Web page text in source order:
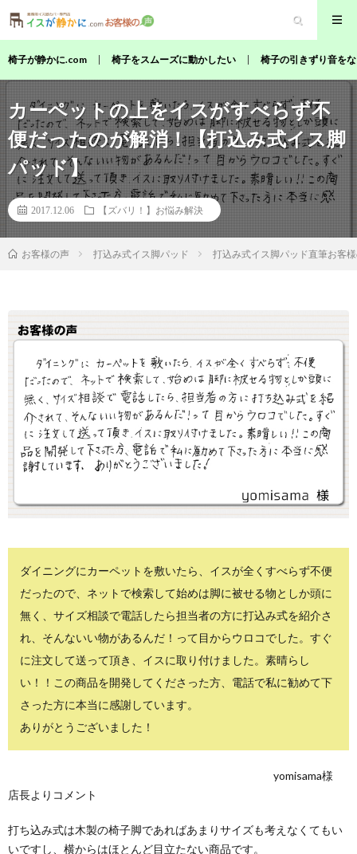
椅子が静かに.com 椅子をスムーズに動かしたい 椅子の引きずり音を
カーペットの上をイスがすべらず不
便だったのが解消！【打込み式イス脚
パッド】
2017.12.06 【ズバリ！】お悩み解決
お客様の声 打込み式イス脚パッド 打込み式イス脚パッド直筆お客
ダイニングにカーペットを敷いたら、イスが全くすべらず不便
だったので、ネットで検索して始めは脚に被せる物としか頭に
無く、サイズ相談で電話したら担当者の方に打込み式を紹介さ
れ、そんないい物があるんだ！って目からウロコでした。すぐ
に注文して送って頂き、イスに取り付けました。素晴らし
い！！この商品を開発してくださった方、電話で私に勧めて下
さった方に本当に感謝しています。
ありがとうございました！
yomisama様
店長よりコメント
打ち込み式は木製の椅子脚であればあまりサイズも考えなくてもい
いですし、横からはほとんど目立たない商品です。